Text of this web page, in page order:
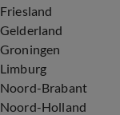
Friesland
Gelderland
Groningen
Limburg
Noord-Brabant
Noord-Holland